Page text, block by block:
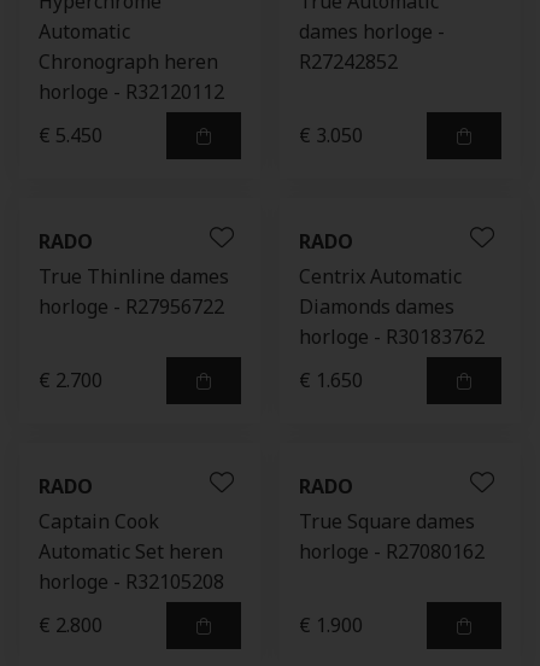
Automatic
Chronograph heren
horloge - R32120112
€ 5.450
dames horloge -
R27242852
€ 3.050
RADO
True Thinline dames
horloge - R27956722
€ 2.700
RADO
Centrix Automatic
Diamonds dames
horloge - R30183762
€ 1.650
RADO
Captain Cook
Automatic Set heren
horloge - R32105208
€ 2.800
RADO
True Square dames
horloge - R27080162
€ 1.900